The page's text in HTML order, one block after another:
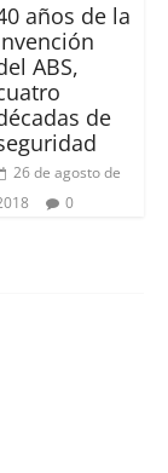
años de la
ABS,
de
26 de agosto de
0